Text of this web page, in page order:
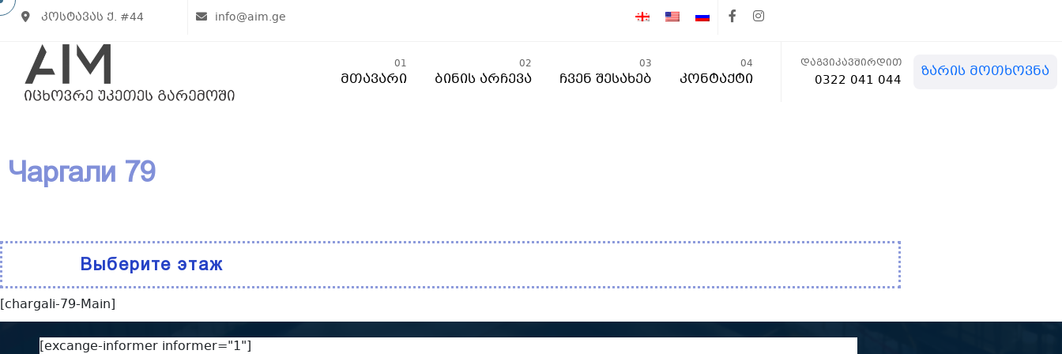
კოსტავას ქ. #44 info@aim.ge
01
Მთავარი
02
Ბინის Არჩევა
03
Ჩვენ Შესახებ
04
Კონტაქტი
დაგვიკავშირდით
0322 041 044 ზარის მოთხოვნა
Чаргали 79
Выберите этаж
[chargali-79-Main]
[excange-informer informer="1"]